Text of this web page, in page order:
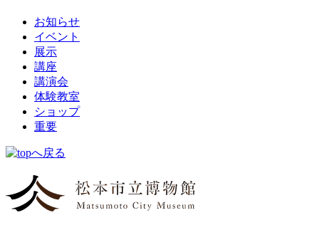
お知らせ
イベント
展示
講座
講演会
体験教室
ショップ
重要